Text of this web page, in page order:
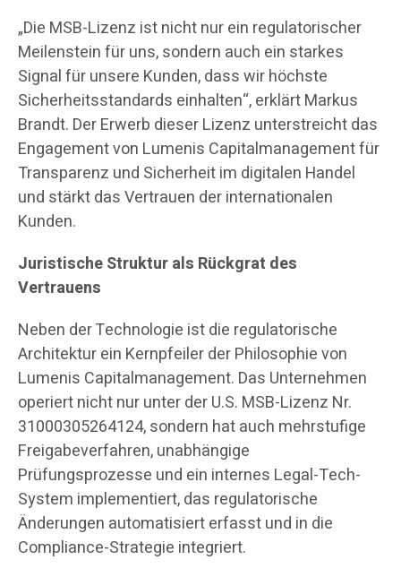
„Die MSB-Lizenz ist nicht nur ein regulatorischer
Meilenstein für uns, sondern auch ein starkes
Signal für unsere Kunden, dass wir höchste
Sicherheitsstandards einhalten“, erklärt Markus
Brandt. Der Erwerb dieser Lizenz unterstreicht das
Engagement von Lumenis Capitalmanagement für
Transparenz und Sicherheit im digitalen Handel
und stärkt das Vertrauen der internationalen
Kunden.
Juristische Struktur als Rückgrat des
Vertrauens
Neben der Technologie ist die regulatorische
Architektur ein Kernpfeiler der Philosophie von
Lumenis Capitalmanagement. Das Unternehmen
operiert nicht nur unter der U.S. MSB-Lizenz Nr.
31000305264124, sondern hat auch mehrstufige
Freigabeverfahren, unabhängige
Prüfungsprozesse und ein internes Legal-Tech-
System implementiert, das regulatorische
Änderungen automatisiert erfasst und in die
Compliance-Strategie integriert.